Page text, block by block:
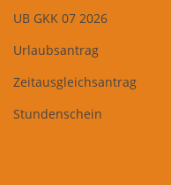
UB GKK 07 2026
Urlaubsantrag
Zeitausgleichsantrag
Stundenschein